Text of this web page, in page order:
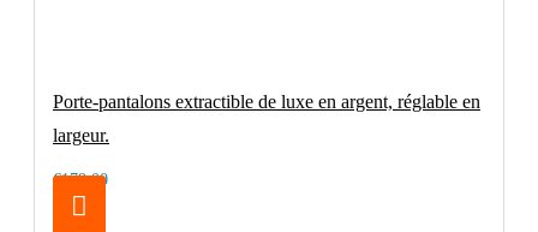
Porte-pantalons extractible de luxe en argent, réglable en
largeur.
€179.00